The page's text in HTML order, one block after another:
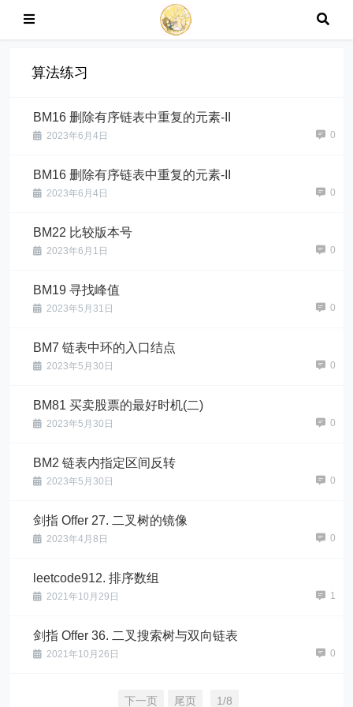
算法练习
BM16 删除有序链表中重复的元素-II
2023年6月4日 0
BM16 删除有序链表中重复的元素-II
2023年6月4日 0
BM22 比较版本号
2023年6月1日 0
BM19 寻找峰值
2023年5月31日 0
BM7 链表中环的入口结点
2023年5月30日 0
BM81 买卖股票的最好时机(二)
2023年5月30日 0
BM2 链表内指定区间反转
2023年5月30日 0
剑指 Offer 27. 二叉树的镜像
2023年4月8日 0
leetcode912. 排序数组
2021年10月29日 1
剑指 Offer 36. 二叉搜索树与双向链表
2021年10月26日 0
下一页 尾页 1/8